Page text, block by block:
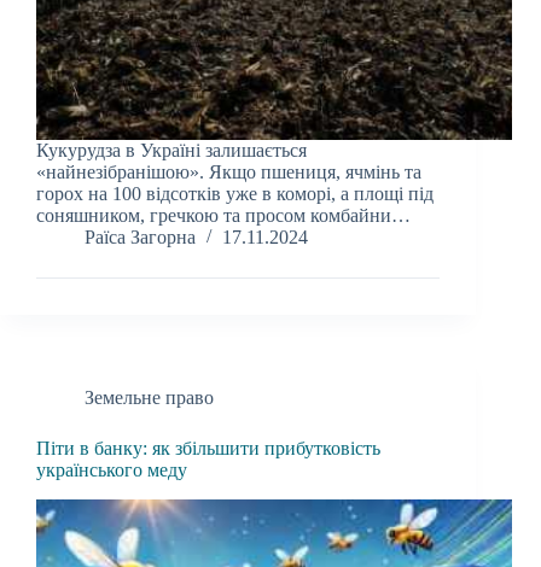
Кукурудза в Україні залишається
«найнезібранішою». Якщо пшениця, ячмінь та
горох на 100 відсотків уже в коморі, а площі під
соняшником, гречкою та просом комбайни…
Раїса Загорна
17.11.2024
Земельне право
Піти в банку: як збільшити прибутковість
українського меду